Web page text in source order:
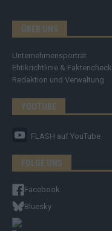
ÜBER UNS
Unternehmensporträt
Ehtikrichtlinie & Faktencheck
Redaktion und Verwaltung
YOUTUBE
FLASH auf YouTube
FOLGE UNS
Facebook
Bluesky